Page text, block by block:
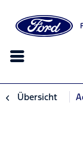
Übersicht